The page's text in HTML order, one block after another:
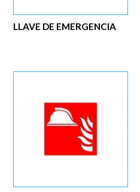
LLAVE DE EMERGENCIA